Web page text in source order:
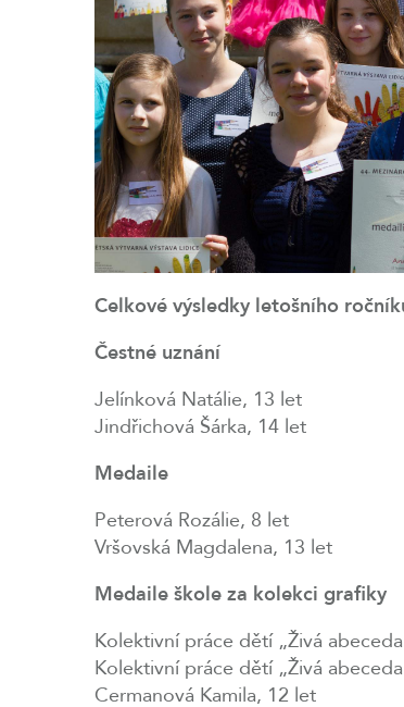
Celkové výsledky letošního
Čestné uznání
Jelínková Natálie, 13 let
Jindřichová Šárka, 14 let
Medaile
Peterová Rozálie, 8 let
Vršovská Magdalena, 13 let
Medaile škole za kolekci grafiky
Kolektivní práce dětí „Živá
Kolektivní práce dětí „Živá
Cermanová Kamila, 12 let